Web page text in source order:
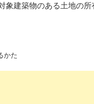
建築物のある土地の所
かた